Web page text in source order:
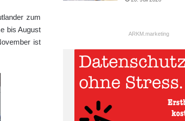
zum
bis August
ist
ARKM.marketing